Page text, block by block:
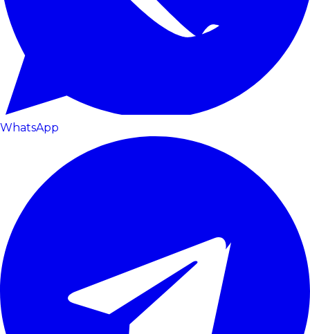
WhatsApp